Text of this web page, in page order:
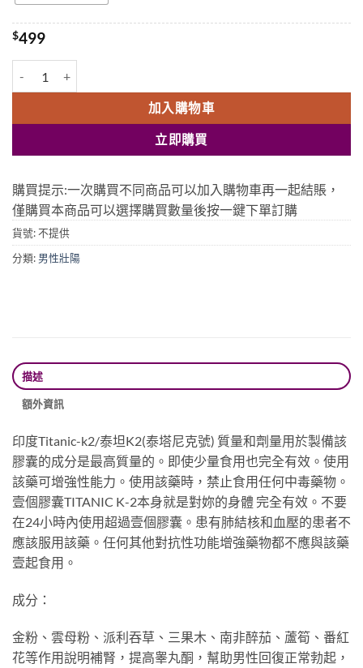
$499
加入購物車
立即購買
購買提示:一次購買不同商品可以加入購物車再一起結賬，
僅購買本商品可以選擇購買數量後按一鍵下單訂購
貨號:不提供
分類: 男性壯陽
描述
額外資訊
印度Titanic-k2/泰坦K2(泰塔尼克號) 質量和劑量用於製備該
膠囊的成分是最高質量的。即使少量食用也完全有效。使用
該藥可增強性能力。使用該藥時，禁止食用任何中毒藥物。
壹個膠囊TITANIC K-2本身就是對妳的身體 完全有效。不要
在24小時內使用超過壹個膠囊。患有肺結核和血壓的患者不
應該服用該藥。任何其他對抗性功能增強藥物都不應與該藥
壹起食用。
成分：
金粉、雲母粉、派利吞草、三果木、南非醉茄、蘆筍、番紅
花等作用說明補腎，提高睾丸酮，幫助男性回復正常勃起，